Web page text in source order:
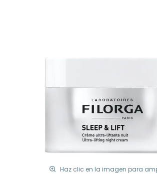
Haz clic en la imagen para